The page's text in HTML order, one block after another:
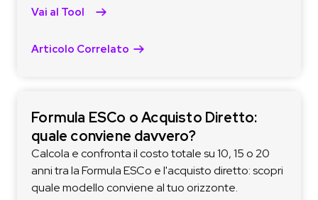
Vai al Tool
Articolo Correlato
Formula ESCo o Acquisto Diretto:
quale conviene davvero?
Calcola e confronta il costo totale su 10, 15 o 20
anni tra la Formula ESCo e l'acquisto diretto: scopri
quale modello conviene al tuo orizzonte.